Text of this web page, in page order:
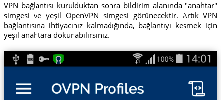
VPN bağlantısı kurulduktan sonra bildirim alanında "anahtar"
simgesi ve yeşil OpenVPN simgesi görünecektir. Artık VPN
bağlantısına ihtiyacınız kalmadığında, bağlantıyı kesmek için
yeşil anahtara dokunabilirsiniz.